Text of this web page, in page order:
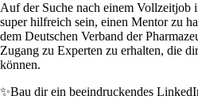
Auf der Suche nach einem Vollzeitjob
super hilfreich sein, einen Mentor zu
dem Deutschen Verband der
Zugang zu Experten zu erhalten, die
können.
✨Bau dir ein beeindruckendes